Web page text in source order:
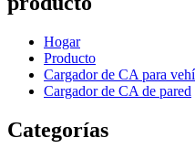
Hogar
Producto
Cargador de CA para
Cargador de CA de pared
Categorías